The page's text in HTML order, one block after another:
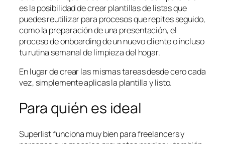
es la posibilidad de crear plantillas de listas que
puedes reutilizar para procesos que repites seguido,
como la preparación de una presentación, el
proceso de onboarding de un nuevo cliente o incluso
tu rutina semanal de limpieza del hogar.
En lugar de crear las mismas tareas desde cero cada
vez, simplemente aplicas la plantilla y listo.
Para quién es ideal
Superlist funciona muy bien para freelancers y